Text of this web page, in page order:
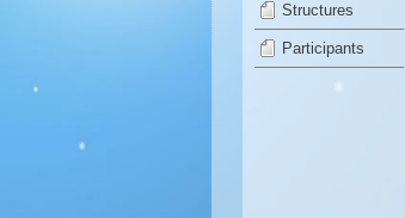
Structures
Participants